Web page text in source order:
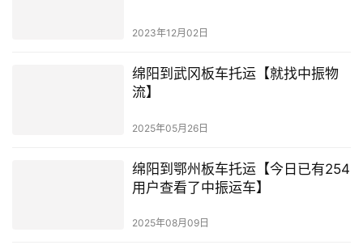
2023年12月02日
绵阳到武冈板车托运【就找中振物
流】
2025年05月26日
绵阳到鄂州板车托运【今日已有254
用户查看了中振运车】
2025年08月09日